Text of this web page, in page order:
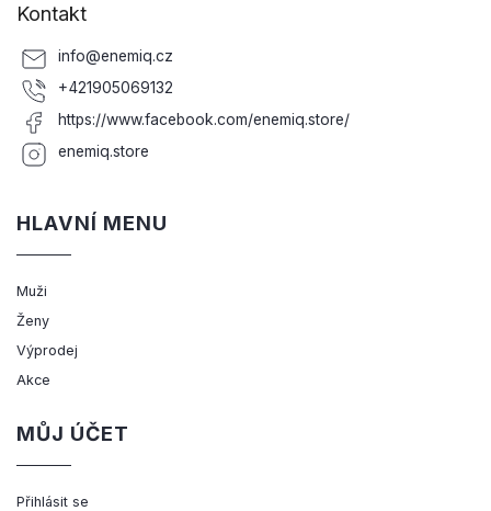
Kontakt
info@enemiq.cz
+421905069132
https://www.facebook.com/enemiq.store/
enemiq.store
HLAVNÍ MENU
Muži
Ženy
Výprodej
Akce
MŮJ ÚČET
Přihlásit se